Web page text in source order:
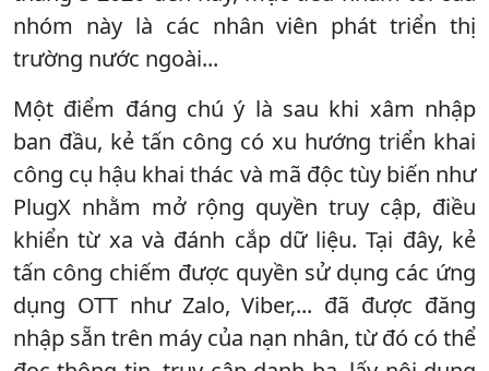
nhóm này là các nhân viên phát triển thị
trường nước ngoài...
Một điểm đáng chú ý là sau khi xâm nhập
ban đầu, kẻ tấn công có xu hướng triển khai
công cụ hậu khai thác và mã độc tùy biến như
PlugX nhằm mở rộng quyền truy cập, điều
khiển từ xa và đánh cắp dữ liệu. Tại đây, kẻ
tấn công chiếm được quyền sử dụng các ứng
dụng OTT như Zalo, Viber,... đã được đăng
nhập sẵn trên máy của nạn nhân, từ đó có thể